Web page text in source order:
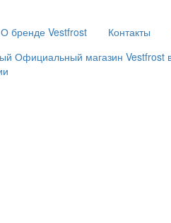
О бренде Vestfrost Контакты